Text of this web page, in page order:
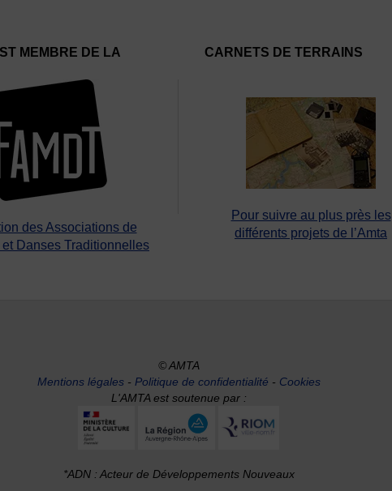
MEMBRE DE LA
des Associations de
et Danses Traditionnelles
CARNETS DE TERRAINS
Pour suivre au plus près les
différents projets de l’Amta
© AMTA
Mentions légales- Politique de confidentialité - Cookies
L'AMTA est soutenue par :
*ADN : Acteur de Développements Nouveaux